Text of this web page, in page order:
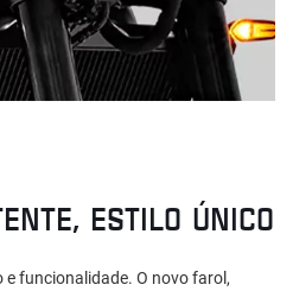
ESTILO ÚNICO
e funcionalidade. O novo farol,